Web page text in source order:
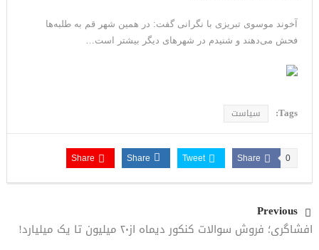
مقاله: اپوزیسیون بی‌راه‌حل؛ وقتی دشمنی با پهلوی جای نجات
ایران را می‌گیرد
آخوند موسوی تبریزی با نگرانی گفت: در همین شهر قم به طلبه‌ها
فحش می‌دهند و شنیدم در شهرهای دیگر بیشتر است…
Tags: سیاست
Share 0
Tweet
Share
Share
Previous
افشاگری؛ فروش سوالات کنکور دیماه از۲۰ میلیون تا یک میلیارد!